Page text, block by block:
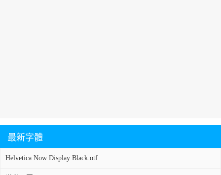
最新字體
Helvetica Now Display Black.otf